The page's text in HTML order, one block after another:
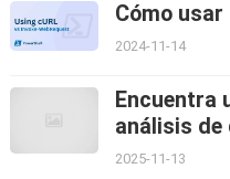
Cómo usar
2024-11-14
Encuentra
análisis de
2025-11-13